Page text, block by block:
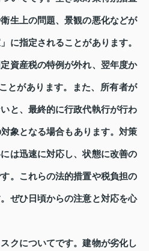
生上の問題、景観の悪化などが
に指定されることがあります。
資産税の特例が外れ、翌年度か
とがあります。また、所有者が
と、最終的に行政代執行が行わ
象となる場合もあります。対策
は迅速に対応し、状態に改善の
。これらの法的措置や税負担の
ぜひ日頃からの注意と対応を心
クについてです。建物が劣化し